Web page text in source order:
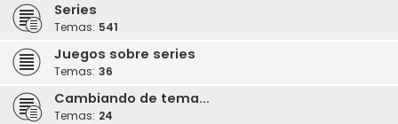
Series
Temas: 541
Juegos sobre series
Temas: 36
Cambiando de tema...
Temas: 24